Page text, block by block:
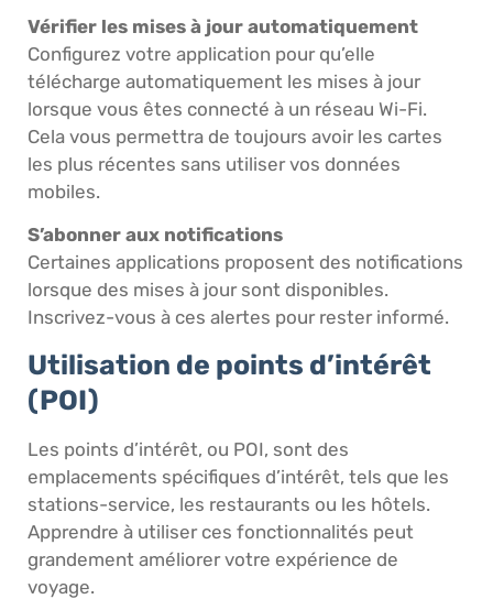
Vérifier les mises à jour automatiquement
Configurez votre application pour qu’elle
télécharge automatiquement les mises à jour
lorsque vous êtes connecté à un réseau Wi-Fi.
Cela vous permettra de toujours avoir les cartes
les plus récentes sans utiliser vos données
mobiles.
S’abonner aux notifications
Certaines applications proposent des notifications
lorsque des mises à jour sont disponibles.
Inscrivez-vous à ces alertes pour rester informé.
Utilisation de points d’intérêt
(POI)
Les points d’intérêt, ou POI, sont des
emplacements spécifiques d’intérêt, tels que les
stations-service, les restaurants ou les hôtels.
Apprendre à utiliser ces fonctionnalités peut
grandement améliorer votre expérience de
voyage.